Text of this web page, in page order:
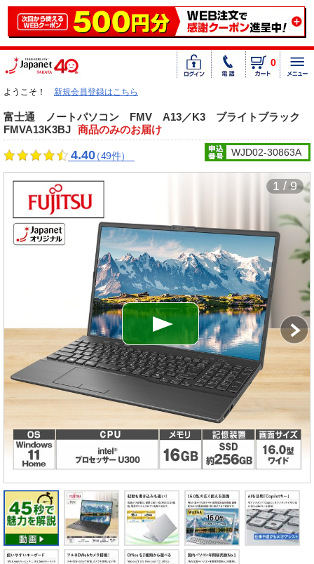
0
ようこそ！ 新規会員登録はこちら
富士通 ノートパソコン FMV A13／K3 ブライトブラック
FMVA13K3BJ 商品のみのお届け
4.40（49件） WJD02-30863A
1 / 9